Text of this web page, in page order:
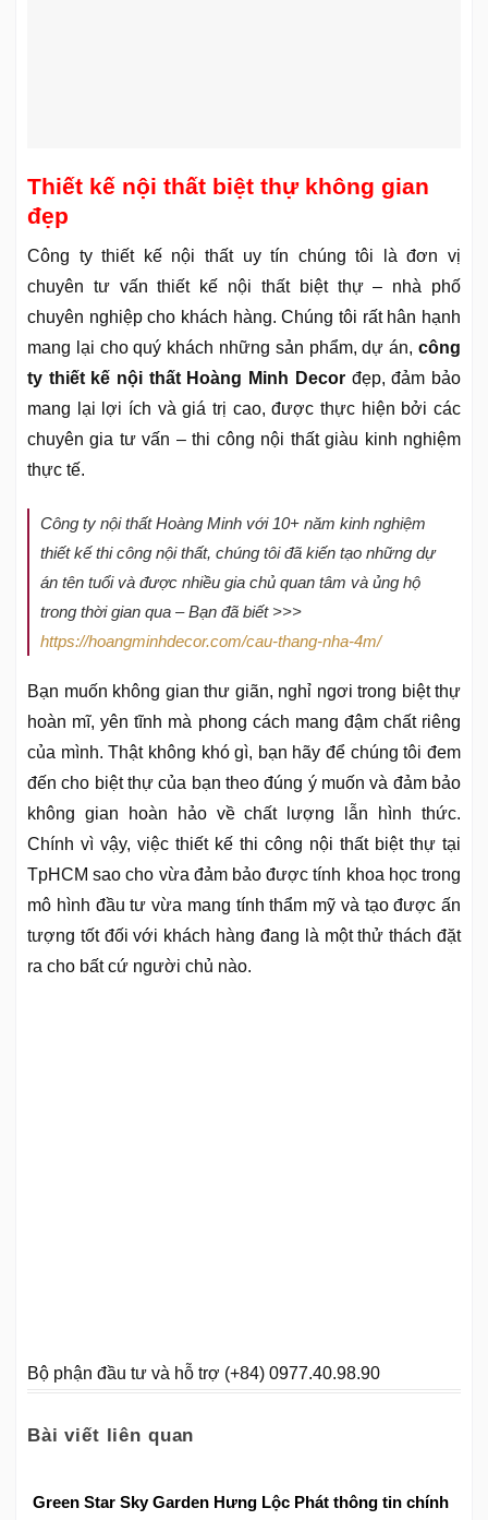
Thiết kế nội thất biệt thự không gian
đẹp
Công ty thiết kế nội thất uy tín chúng tôi là đơn vị
chuyên tư vấn thiết kế nội thất biệt thự – nhà phố
chuyên nghiệp cho khách hàng. Chúng tôi rất hân hạnh
mang lại cho quý khách những sản phẩm, dự án, công
ty thiết kế nội thất Hoàng Minh Decorđẹp, đảm bảo
mang lại lợi ích và giá trị cao, được thực hiện bởi các
chuyên gia tư vấn – thi công nội thất giàu kinh nghiệm
thực tế.
Công ty nội thất Hoàng Minh với 10+ năm kinh nghiệm
thiết kế thi công nội thất, chúng tôi đã kiến tạo những dự
án tên tuổi và được nhiều gia chủ quan tâm và ủng hộ
trong thời gian qua – Bạn đã biết >>>
https://hoangminhdecor.com/cau-thang-nha-4m/
Bạn muốn không gian thư giãn, nghỉ ngơi trong biệt thự
hoàn mĩ, yên tĩnh mà phong cách mang đậm chất riêng
của mình. Thật không khó gì, bạn hãy để chúng tôi đem
đến cho biệt thự của bạn theo đúng ý muốn và đảm bảo
không gian hoàn hảo về chất lượng lẫn hình thức.
Chính vì vậy, việc thiết kế thi công nội thất biệt thự tại
TpHCM sao cho vừa đảm bảo được tính khoa học trong
mô hình đầu tư vừa mang tính thẩm mỹ và tạo được ấn
tượng tốt đối với khách hàng đang là một thử thách đặt
ra cho bất cứ người chủ nào.
Bộ phận đầu tư và hỗ trợ (+84) 0977.40.98.90
Bài viết liên quan
Green Star Sky Garden Hưng Lộc Phát thông tin chính